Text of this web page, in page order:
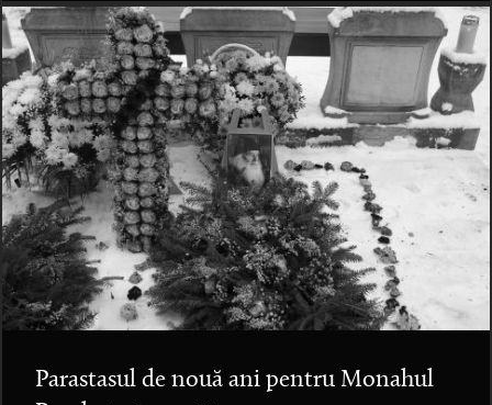
Parastasul de nouă ani pentru Monahul